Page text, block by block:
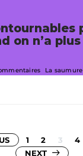
on n’a
La saumure
1 2 3 4
NEXT